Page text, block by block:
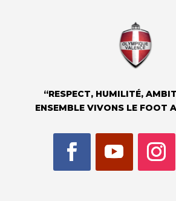
“RESPECT, HUMILITÉ,
ENSEMBLE VIVONS LE FOOT